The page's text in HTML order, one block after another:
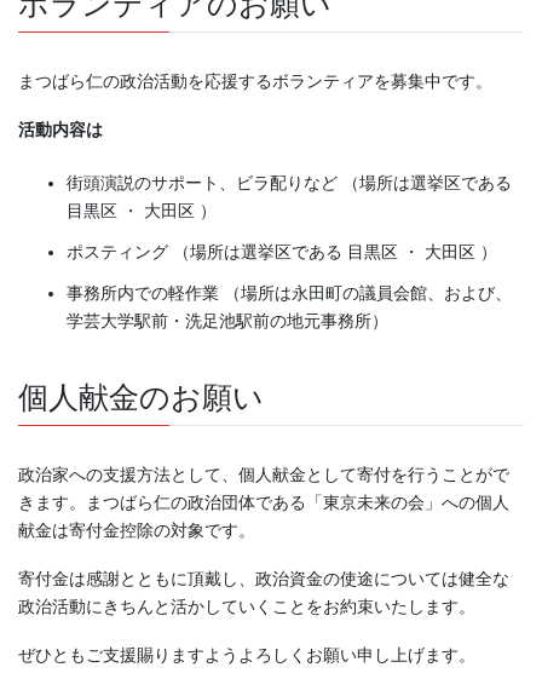
まつばら仁の政治活動を応援するボランティアを募集中です。
活動内容は
街頭演説のサポート、ビラ配りなど （場所は選挙区である
目黒区 ・ 大田区 ）
ポスティング （場所は選挙区である 目黒区 ・ 大田区 ）
事務所内での軽作業 （場所は永田町の議員会館、および、
学芸大学駅前・洗足池駅前の地元事務所）
個人献金のお願い
政治家への支援方法として、個人献金として寄付を行うことがで
きます。まつばら仁の政治団体である「東京未来の会」への個人
献金は寄付金控除の対象です。
寄付金は感謝とともに頂戴し、政治資金の使途については健全な
政治活動にきちんと活かしていくことをお約束いたします。
ぜひともご支援賜りますようよろしくお願い申し上げます。